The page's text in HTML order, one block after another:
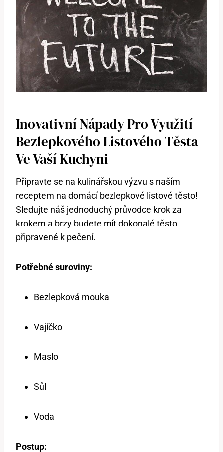
Inovativní Nápady Pro Využití
Bezlepkového Listového Těsta
Ve Vaší Kuchyni
Připravte se na kulinářskou výzvu s naším
receptem na domácí bezlepkové listové těsto!
Sledujte náš jednoduchý průvodce krok za
krokem a brzy budete mít dokonalé těsto
připravené k pečení.
Potřebné suroviny:
Bezlepková mouka
Vajíčko
Maslo
Sůl
Voda
Postup: